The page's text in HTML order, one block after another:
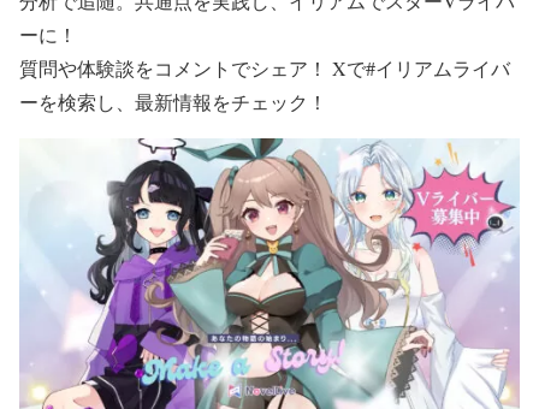
ーに！
質問や体験談をコメントでシェア！ Xで#イリアムライバ
ーを検索し、最新情報をチェック！